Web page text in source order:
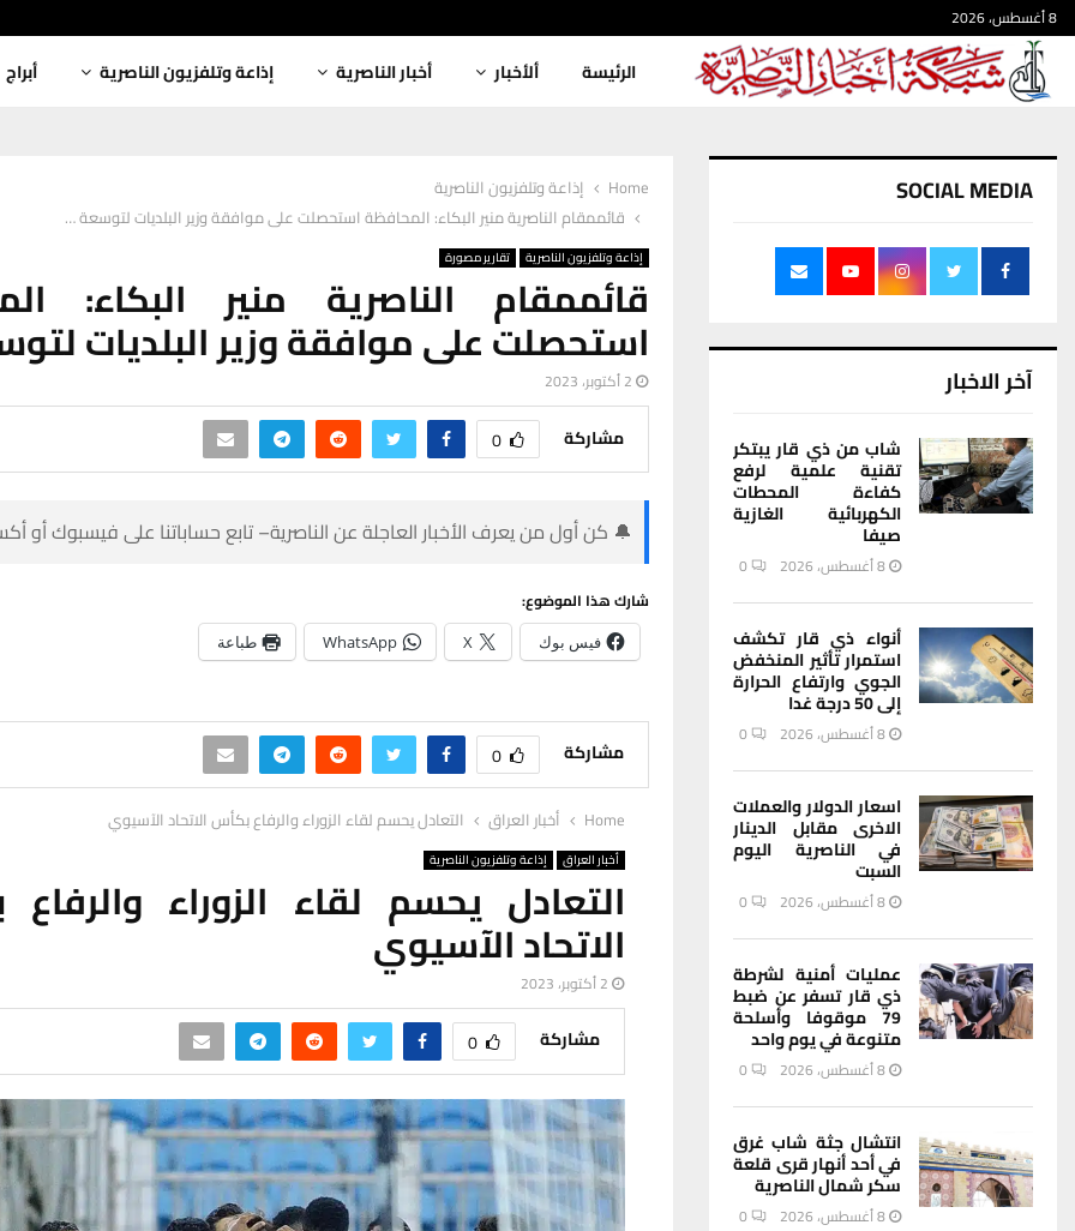
8 أغسطس، 2026
الرئيسة ألأخبار أخبار الناصرية إذاعة وتلفزيون الناصرية أبراج
Home
إذاعة وتلفزيون الناصرية
قائممقام الناصرية منير البكاء: المحافظة استحصلت على موافقة وزير البلديات لتوسعة …
إذاعة وتلفزيون الناصرية تقارير مصورة
قائممقام الناصرية منير البكاء:
استحصلت على موافقة وزير البلديات
2 أكتوبر، 2023
مشاركة 0
🔔 كن أول من يعرف الأخبار العاجلة عن الناصرية– تابع حساباتنا على فيسبوك أو
شارك هذا الموضوع:
فيس بوك X
WhatsApp طباعة
مشاركة 0
Home أخبار العراق التعادل يحسم لقاء الزوراء والرفاع بكأس الاتحاد الآسيوي
أخبار العراق إذاعة وتلفزيون الناصرية
التعادل يحسم لقاء الزوراء
الاتحاد الآسيوي
2 أكتوبر، 2023
مشاركة 0
SOCIAL MEDIA
آخر الاخبار
شاب من ذي قار يبتكر
تقنية علمية لرفع
كفاءة المحطات
الكهربائية الغازية
صيفا
8 أغسطس، 2026 0
أنواء ذي قار تكشف
استمرار تأثير المنخفض
الجوي وارتفاع الحرارة
إلى 50 درجة غدا
8 أغسطس، 2026 0
اسعار الدولار والعملات
الاخرى مقابل الدينار
في الناصرية اليوم
السبت
8 أغسطس، 2026 0
عمليات أمنية لشرطة
ذي قار تسفر عن ضبط
79 موقوفا وأسلحة
متنوعة في يوم واحد
8 أغسطس، 2026 0
انتشال جثة شاب غرق
في أحد أنهار قرى قلعة
سكر شمال الناصرية
8 أغسطس، 2026 0